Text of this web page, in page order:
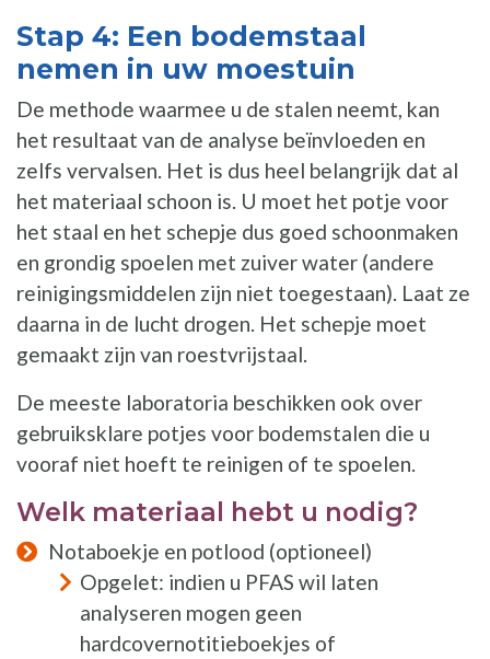
Stap 4: Een bodemstaal
nemen in uw moestuin
De methode waarmee u de stalen neemt, kan
het resultaat van de analyse beïnvloeden en
zelfs vervalsen. Het is dus heel belangrijk dat al
het materiaal schoon is. U moet het potje voor
het staal en het schepje dus goed schoonmaken
en grondig spoelen met zuiver water (andere
reinigingsmiddelen zijn niet toegestaan). Laat ze
daarna in de lucht drogen. Het schepje moet
gemaakt zijn van roestvrijstaal.
De meeste laboratoria beschikken ook over
gebruiksklare potjes voor bodemstalen die u
vooraf niet hoeft te reinigen of te spoelen.
Welk materiaal hebt u nodig?
Notaboekje en potlood (optioneel)
Opgelet: indien u PFAS wil laten
analyseren mogen geen
hardcovernotitieboekjes of